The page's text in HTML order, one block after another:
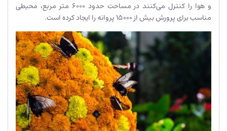
و هوا را کنترل می‌کنند در مساحت حدود 6000 متر مربع، محیطی
مناسب برای پرورش بیش از 15000 پروانه را ایجاد کرده است.